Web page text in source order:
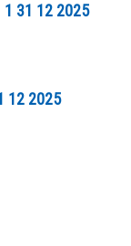
1 31 12 2025
12 2025